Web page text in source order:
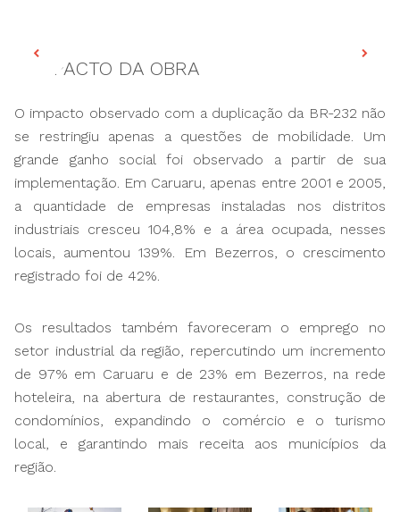
O IMPACTO DA OBRA
O impacto observado com a duplicação da BR-232 não
se restringiu apenas a questões de mobilidade. Um
grande ganho social foi observado a partir de sua
implementação. Em Caruaru, apenas entre 2001 e 2005,
a quantidade de empresas instaladas nos distritos
industriais cresceu 104,8% e a área ocupada, nesses
locais, aumentou 139%. Em Bezerros, o crescimento
registrado foi de 42%.
Os resultados também favoreceram o emprego no
setor industrial da região, repercutindo um incremento
de 97% em Caruaru e de 23% em Bezerros, na rede
hoteleira, na abertura de restaurantes, construção de
condomínios, expandindo o comércio e o turismo
local, e garantindo mais receita aos municípios da
região.